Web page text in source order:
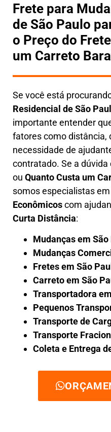
Frete para
de São Paulo
o Preço do
um Carreto
Se você está
Residencial de São
importante entender
fatores como distância,
necessidade de
contratado. Se a dúvida
ou Quanto Custa um
somos especialistas em
Econômicoscom
Curta Distância:
Mudanças em São
Mudanças
Fretes em São
Carreto em São
Transportadora
Pequenos
Transporte de
Transporte
Coleta e Entrega